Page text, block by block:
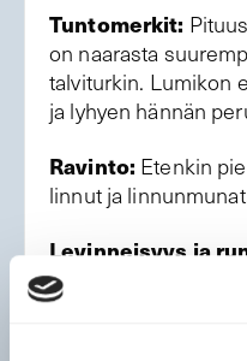
Tuntomerkit:
on naarasta
talviturkin. Lumikon
ja lyhyen hännän
Ravinto: Etenkin
linnut ja
Levinneisyys ja
Suomessa
Lumikon kanta on